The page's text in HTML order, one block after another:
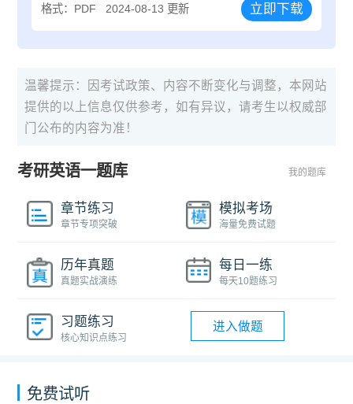
格式：PDF 2024-08-13 更新 立即下载
温馨提示：因考试政策、内容不断变化与调整，本网站
提供的以上信息仅供参考，如有异议，请考生以权威部
门公布的内容为准！
考研英语一题库 我的题库
章节练习
章节专项突破
模拟考场
海量免费试题
历年真题
真题实战演练
每日一练
每天10题练习
习题练习
核心知识点练习
进入做题
免费试听